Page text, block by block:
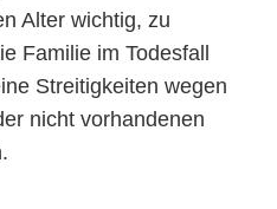
Alter wichtig, zu
Familie im Todesfall
Streitigkeiten wegen
nicht vorhandenen